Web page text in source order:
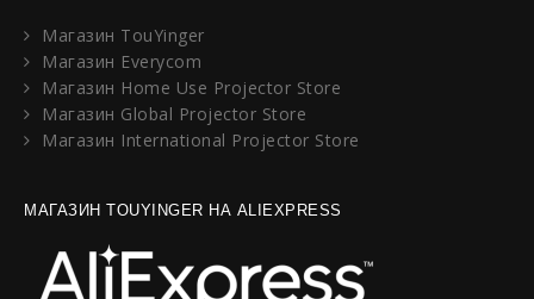
Магазин TouYinger
Магазин Everycom
Магазин Home Use Projector Store
Магазин Global Projector Store
Магазин International Projector Store
МАГАЗИН TOUYINGER НА ALIEXPRESS